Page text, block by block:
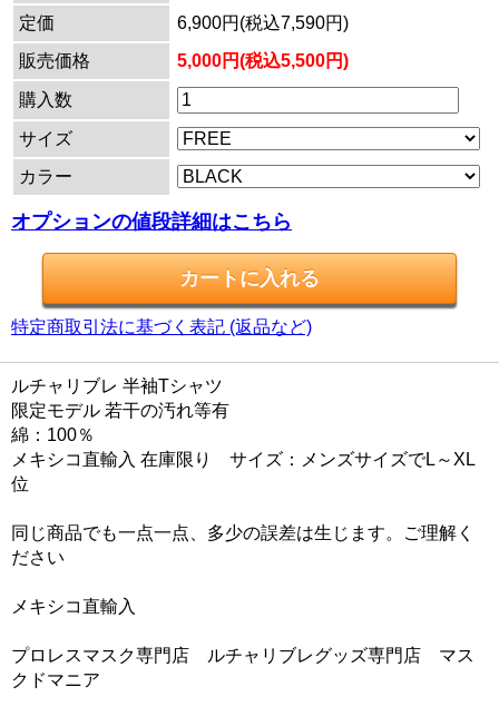
定価
6,900円(税込7,590円)
販売価格
5,000円(税込5,500円)
購入数
サイズ
カラー
オプションの値段詳細はこちら
特定商取引法に基づく表記 (返品など)
ルチャリブレ 半袖Tシャツ
限定モデル 若干の汚れ等有
綿：100％
メキシコ直輸入 在庫限り サイズ：メンズサイズでL～XL
位
同じ商品でも一点一点、多少の誤差は生じます。ご理解く
ださい
メキシコ直輸入
プロレスマスク専門店 ルチャリブレグッズ専門店 マス
クドマニア